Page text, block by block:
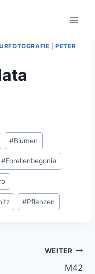
|PETER
#Blumen
#Forellenbegonie
#Pflanzen
WEITER
M42